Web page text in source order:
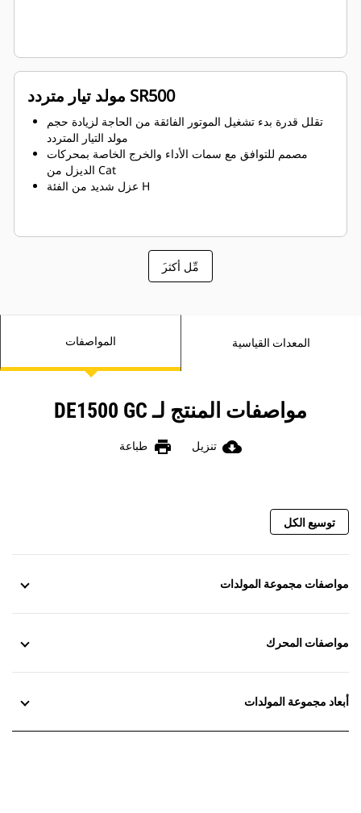
مولد تيار متردد SR500
تقلل قدرة بدء تشغيل الموتور الفائقة من الحاجة لزيادة حجم
مولد التيار المتردد
مصمم للتوافق مع سمات الأداء والخرج الخاصة بمحركات
الديزل من Cat
عزل شديد من الفئة H
َمِّل أكثر
المواصفات المعدات القياسية
مواصفات المنتج لـ DE1500 GC
cloud_download تنزيل print طباعة
توسيع الكل
مواصفات مجموعة المولدات
مواصفات المحرك
أبعاد مجموعة المولدات